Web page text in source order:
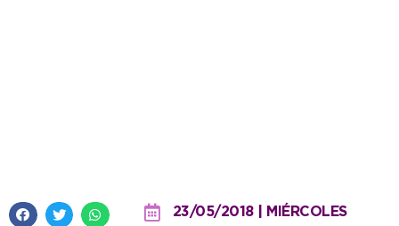
23/05/2018 | MIÉRCOLES